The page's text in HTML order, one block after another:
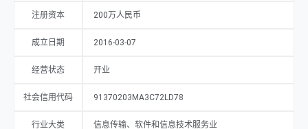
注册资本 200万人民币
成立日期 2016-03-07
经营状态 开业
社会信用代码 91370203MA3C72LD78
行业大类 信息传输、软件和信息技术服务业